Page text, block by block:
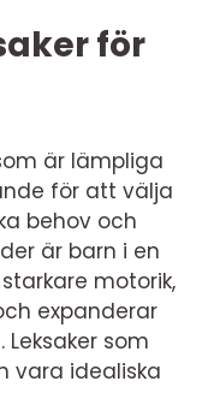
för
är lämpliga
för att välja
behov och
är barn i en
motorik,
expanderar
som
vara idealiska